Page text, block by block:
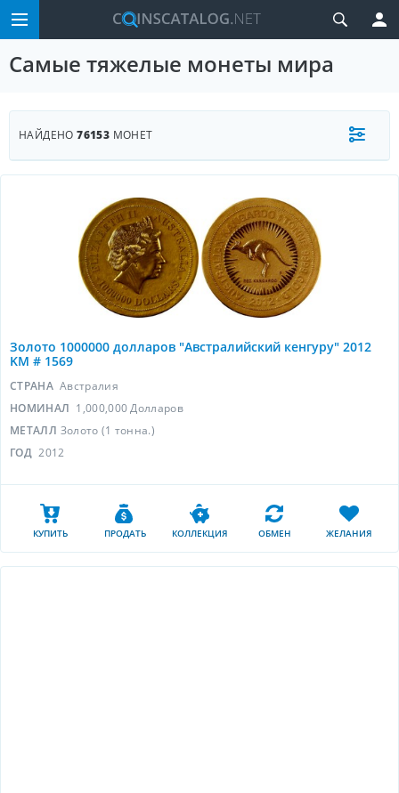
Самые тяжелые монеты мира
НАЙДЕНО76153 МОНЕТ
Золото 1000000 долларов "Австралийский кенгуру" 2012
KM # 1569
СТРАНА Австралия
НОМИНАЛ 1,000,000 Долларов
МЕТАЛЛ Золото (1 тонна.)
ГОД 2012
КУПИТЬ ПРОДАТЬ КОЛЛЕКЦИЯ ОБМЕН ЖЕЛАНИЯ